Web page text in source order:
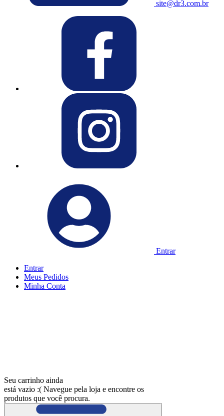
site@dr3.com.br
Entrar
Entrar
Meus Pedidos
Minha Conta
Seu carrinho ainda
está vazio :( Navegue pela loja e encontre os
produtos que você procura.